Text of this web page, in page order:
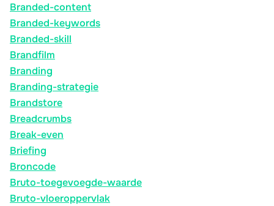
Branded-content
Branded-keywords
Branded-skill
Brandfilm
Branding
Branding-strategie
Brandstore
Breadcrumbs
Break-even
Briefing
Broncode
Bruto-toegevoegde-waarde
Bruto-vloeroppervlak